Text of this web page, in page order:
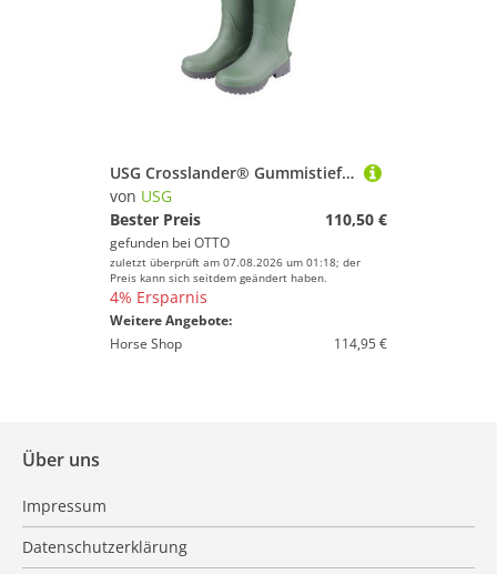
USG Crosslander® Gummistiefel Kodiak kniehoch Reitstiefel
von USG
Bester Preis
110,50 €
gefunden bei OTTO
zuletzt überprüft am 07.08.2026 um 01:18; der
Preis kann sich seitdem geändert haben.
4% Ersparnis
Weitere Angebote:
Horse Shop
114,95 €
Über uns
Impressum
Datenschutzerklärung